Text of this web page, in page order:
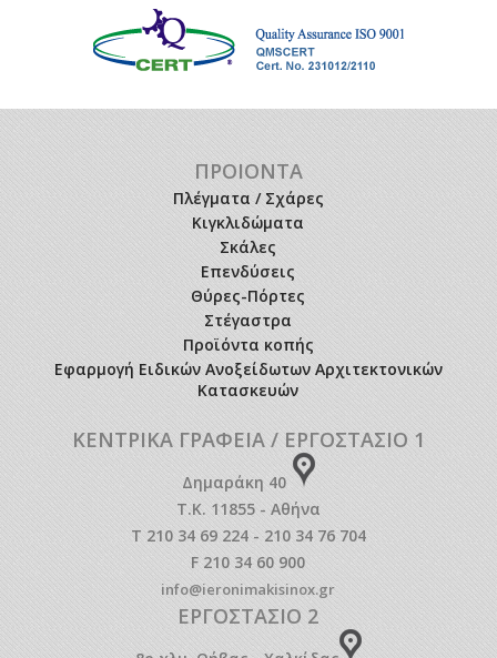
ΠΡΟΙΟΝΤΑ
Πλέγματα / Σχάρες
Κιγκλιδώματα
Σκάλες
Επενδύσεις
Θύρες-Πόρτες
Στέγαστρα
Προϊόντα κοπής
Εφαρμογή Ειδικών Ανοξείδωτων Αρχιτεκτονικών
Κατασκευών
ΚΕΝΤΡΙΚΑ ΓΡΑΦΕΙΑ / ΕΡΓΟΣΤΑΣΙΟ 1
Δημαράκη 40
Τ.Κ. 11855 - Αθήνα
T 210 34 69 224 - 210 34 76 704
F 210 34 60 900
info@ieronimakisinox.gr
ΕΡΓΟΣΤΑΣΙΟ 2